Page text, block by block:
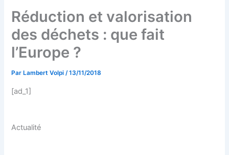
Réduction et valorisation
des déchets : que fait
l’Europe ?
Par Lambert Volpi/13/11/2018
[ad_1]
Actualité